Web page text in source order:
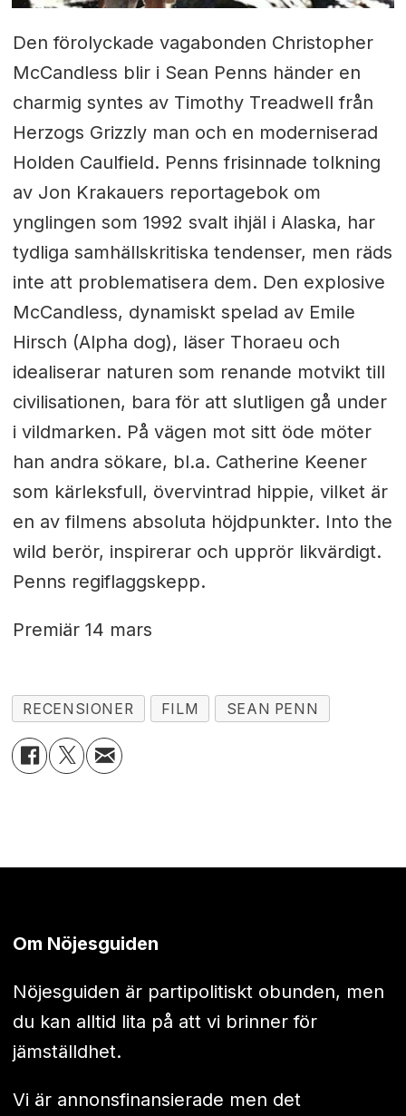
Den förolyckade vagabonden Christopher
McCandless blir i Sean Penns händer en
charmig syntes av Timothy Treadwell från
Herzogs Grizzly man och en moderniserad
Holden Caulfield. Penns frisinnade tolkning
av Jon Krakauers reportagebok om
ynglingen som 1992 svalt ihjäl i Alaska, har
tydliga samhällskritiska tendenser, men räds
inte att problematisera dem. Den explosive
McCandless, dynamiskt spelad av Emile
Hirsch (Alpha dog), läser Thoraeu och
idealiserar naturen som renande motvikt till
civilisationen, bara för att slutligen gå under
i vildmarken. På vägen mot sitt öde möter
han andra sökare, bl.a. Catherine Keener
som kärleksfull, övervintrad hippie, vilket är
en av filmens absoluta höjdpunkter. Into the
wild berör, inspirerar och upprör likvärdigt.
Penns regiflaggskepp.
Premiär 14 mars
RECENSIONER FILM SEAN PENN
Om Nöjesguiden
Nöjesguiden är partipolitiskt obunden, men
du kan alltid lita på att vi brinner för
jämställdhet.
Vi är annonsfinansierade men det